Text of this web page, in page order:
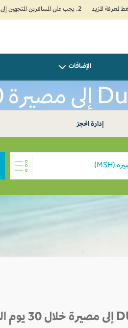
2. يجب على المسافرين المتجهين إلى الهند تعبئة نموذج الإقرار الصحي الذاتي (Air Suvidha) الإلزامي قبل موعد الوصول بـ 24 ساعة على الأقل. اضغط هنا للدخول إلى بوابة Air Suvidha.
الإضافات
إدارة الحجز